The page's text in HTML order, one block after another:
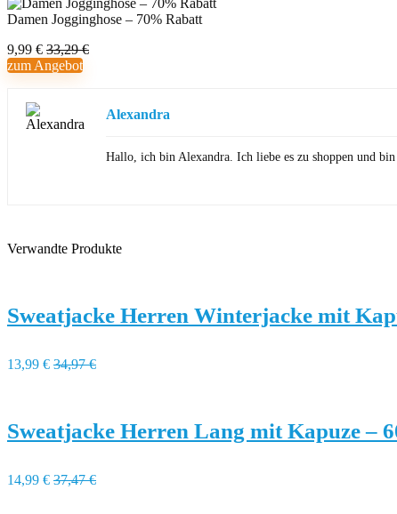
Damen Jogginghose – 70% Rabatt
9,99 € 33,29 €
zum Angebot
Alexandra
Hallo, ich bin Alexandra. Ich liebe es zu shoppen und
Verwandte Produkte
Sweatjacke Herren Winterjacke mit
13,99 € 34,97 €
Sweatjacke Herren Lang mit Kapuze –
14,99 € 37,47 €